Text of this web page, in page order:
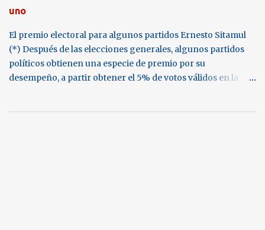
Decreto 36-2024, Ley del Presupuesto General de Ingresos y
de la basura. A partir del 11 de febrero de 202...
uno
El premio electoral para algunos partidos Ernesto Sitamul
(*) Después de las elecciones generales, algunos partidos
políticos obtienen una especie de premio por su
desempeño, a partir obtener el 5% de votos válidos en la